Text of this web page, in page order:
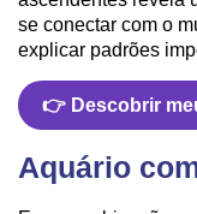
se conectar com o
explicar padrões
👉 Descobrir
Aquário